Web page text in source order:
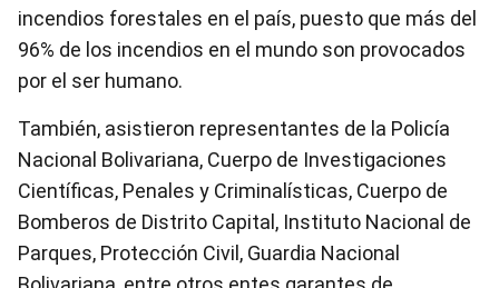
incendios forestales en el país, puesto que más del
96% de los incendios en el mundo son provocados
por el ser humano.
También, asistieron representantes de la Policía
Nacional Bolivariana, Cuerpo de Investigaciones
Científicas, Penales y Criminalísticas, Cuerpo de
Bomberos de Distrito Capital, Instituto Nacional de
Parques, Protección Civil, Guardia Nacional